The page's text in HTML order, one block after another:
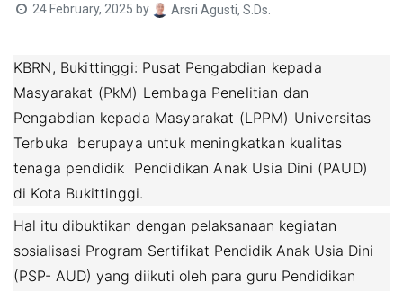
24 February, 2025 by Arsri Agusti, S.Ds.
KBRN, Bukittinggi: Pusat Pengabdian kepada
Masyarakat (PkM) Lembaga Penelitian dan
Pengabdian kepada Masyarakat (LPPM) Universitas
Terbuka berupaya untuk meningkatkan kualitas
tenaga pendidik Pendidikan Anak Usia Dini (PAUD)
di Kota Bukittinggi.
Hal itu dibuktikan dengan pelaksanaan kegiatan
sosialisasi Program Sertifikat Pendidik Anak Usia Dini
(PSP- AUD) yang diikuti oleh para guru Pendidikan